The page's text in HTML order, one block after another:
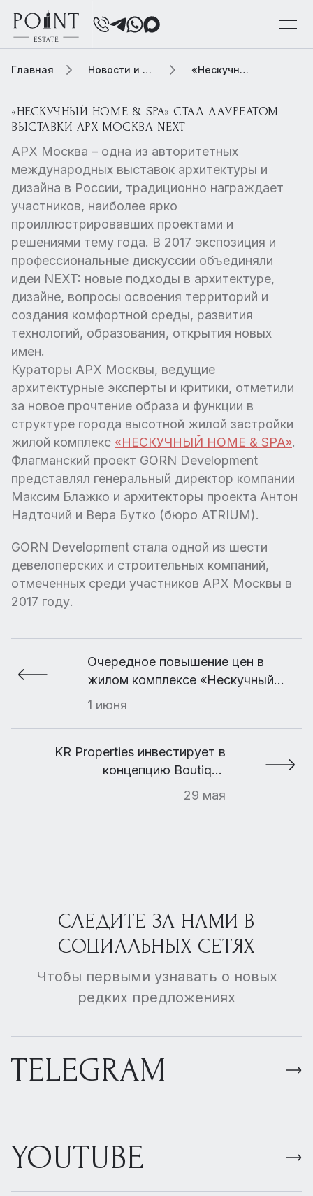
Главная Новости и обзоры «Нескучный Home & Spa» стал лауреатом выставки АРХ Москва NEXT
«НЕСКУЧНЫЙ HOME & SPA» СТАЛ ЛАУРЕАТОМ
ВЫСТАВКИ АРХ МОСКВА NEXT
АРХ Москва – одна из авторитетных
международных выставок архитектуры и
дизайна в России, традиционно награждает
участников, наиболее ярко
проиллюстрировавших проектами и
решениями тему года. В 2017 экспозиция и
профессиональные дискуссии объединяли
идеи NEXT: новые подходы в архитектуре,
дизайне, вопросы освоения территорий и
создания комфортной среды, развития
технологий, образования, открытия новых
имен.
Кураторы АРХ Москвы, ведущие
архитектурные эксперты и критики, отметили
за новое прочтение образа и функции в
структуре города высотной жилой застройки
жилой комплекс «НЕСКУЧНЫЙ HOME & SPA».
Флагманский проект GORN Development
представлял генеральный директор компании
Максим Блажко и архитекторы проекта Антон
Надточий и Вера Бутко (бюро ATRIUM).
GORN Development стала одной из шести
девелоперских и строительных компаний,
отмеченных среди участников АРХ Москвы в
2017 году.
Очередное повышение цен в
жилом комплексе «Нескучный
Home & Spa»
1 июня
KR Properties инвестирует в
концепцию Boutique
Hotel&Apartments
29 мая
СЛЕДИТЕ ЗА НАМИ В
СОЦИАЛЬНЫХ СЕТЯХ
Чтобы первыми узнавать о новых
редких предложениях
TELEGRAM
YOUTUBE